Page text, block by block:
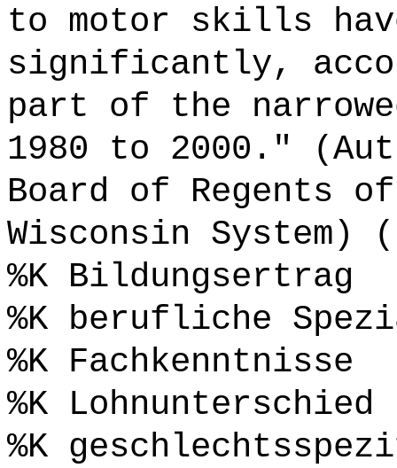
to motor skills
significantly,
part of the
1980 to 2000."
Board of Regents
Wisconsin System)
%K Bildungsertrag
%K berufliche
%K Fachkenntnisse
%K Lohnunterschied
%K